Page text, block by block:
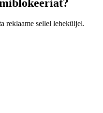
reklaame sellel leheküljel.